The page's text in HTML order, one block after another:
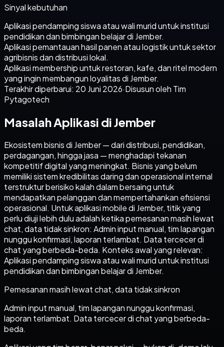
Sinyal kebutuhan
Aplikasi pendamping siswa atau wali murid untuk institusi
pendidikan dan bimbingan belajar di Jember.
Aplikasi pemantauan hasil panen atau logistik untuk sektor
agribisnis dan distribusi lokal.
Aplikasi membership untuk restoran, kafe, dan ritel modern
yang ingin membangun loyalitas di Jember.
Terakhir diperbarui: 20 Juni 2026·Disusun oleh Tim
Pytagotech
Masalah Aplikasi di Jember
Ekosistem bisnis di Jember — dari distribusi, pendidikan,
perdagangan, hingga jasa — menghadapi tekanan
kompetitif digital yang meningkat. Bisnis yang belum
memiliki sistem kredibilitas daring dan operasional internal
terstruktur berisiko kalah dalam bersaing untuk
mendapatkan pelanggan dan mempertahankan efisiensi
operasional. Untuk aplikasi mobile di Jember, titik yang
perlu diuji lebih dulu adalah ketika pemesanan masih lewat
chat, data tidak sinkron: Admin input manual, tim lapangan
nunggu konfirmasi, laporan terlambat. Data tercecer di
chat yang berbeda-beda. Konteks awal yang relevan:
Aplikasi pendamping siswa atau wali murid untuk institusi
pendidikan dan bimbingan belajar di Jember.
Pemesanan masih lewat chat, data tidak sinkron
Admin input manual, tim lapangan nunggu konfirmasi,
laporan terlambat. Data tercecer di chat yang berbeda-
beda.